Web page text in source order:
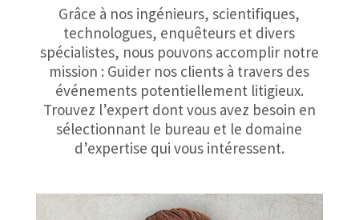
Grâce à nos ingénieurs, scientifiques,
technologues, enquêteurs et divers
spécialistes, nous pouvons accomplir notre
mission : Guider nos clients à travers des
événements potentiellement litigieux.
Trouvez l’expert dont vous avez besoin en
sélectionnant le bureau et le domaine
d’expertise qui vous intéressent.